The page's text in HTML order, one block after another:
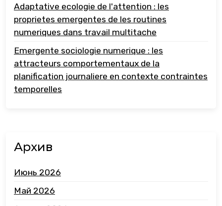
Adaptative ecologie de l'attention : les
proprietes emergentes de les routines
numeriques dans travail multitache
Emergente sociologie numerique : les
attracteurs comportementaux de la
planification journaliere en contexte contraintes
temporelles
Архив
Июнь 2026
Май 2026